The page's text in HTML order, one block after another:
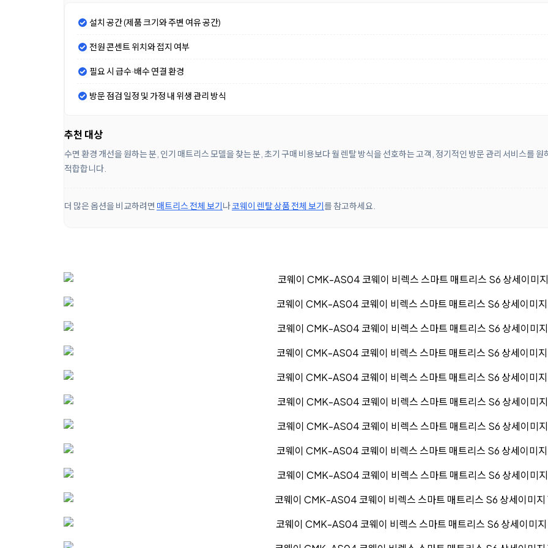
설치 공간 (제품 크기와 주변 여유 공간)
전원 콘센트 위치와 접지 여부
필요 시 급수·배수 연결 환경
방문 점검 일정 및 가정 내 위생 관리 방식
추천 대상
수면 환경 개선을 원하는 분, 인기 매트리스 모델을 찾는 분, 초기 구매 비용보다 월 렌탈 방식을 선호하는 고객, 정기적인 방문 관리 서비스를 원
적합합니다.
더 많은 옵션을 비교하려면 매트리스 전체 보기나코웨이 렌탈 상품 전체 보기를 참고하세요.